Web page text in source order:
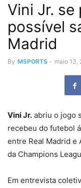
Vini Jr.
possível
Madrid
By M5PORTS - maio 13,
Vini Jr. abriu o jogo
recebeu do futebol
entre Real Madrid e
da Champions
Em entrevista